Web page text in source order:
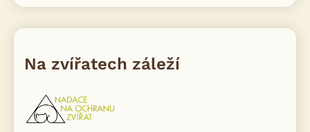
Na zvířatech záleží